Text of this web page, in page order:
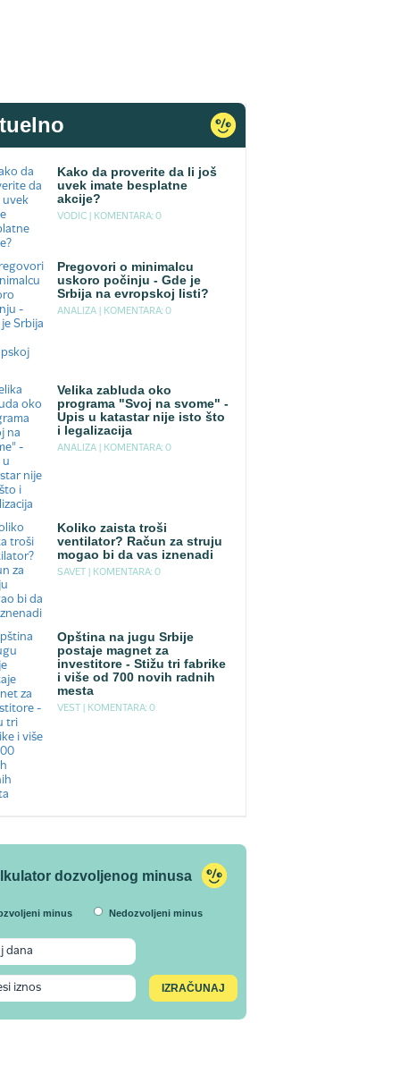
Kako da proverite da li još
uvek imate besplatne
akcije?
VODIC | KOMENTARA: 0
Pregovori o minimalcu
uskoro počinju - Gde je
Srbija na evropskoj listi?
ANALIZA | KOMENTARA: 0
Velika zabluda oko
programa "Svoj na svome" -
Upis u katastar nije isto što
i legalizacija
ANALIZA | KOMENTARA: 0
Koliko zaista troši
ventilator? Račun za struju
mogao bi da vas iznenadi
SAVET | KOMENTARA: 0
Opština na jugu Srbije
postaje magnet za
investitore - Stižu tri fabrike
i više od 700 novih radnih
mesta
VEST | KOMENTARA: 0
dozvoljenog minusa
minus Nedozvoljeni minus